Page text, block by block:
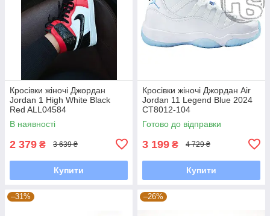
Кросівки жіночі Джордан
Jordan 1 High White Black
Red ALL04584
В наявності
2 379 ₴ 3 639 ₴
Купити
Кросівки жіночі Джордан Air
Jordan 11 Legend Blue 2024
CT8012-104
Готово до відправки
3 199 ₴ 4 729 ₴
Купити
–31% –26%